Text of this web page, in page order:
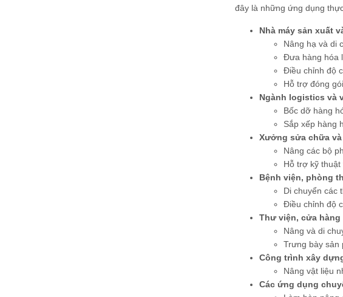
đây là những ứng dụng
Nhà máy sản xuất
Nâng hạ và di
Đưa hàng hóa
Điều chỉnh độ
Hỗ trợ đóng
Ngành logistics và
Bốc dỡ hàng
Sắp xếp hàng
Xưởng sửa chữa
Nâng các bộ
Hỗ trợ kỹ
Bệnh viện, phòng
Di chuyển các
Điều chỉnh độ
Thư viện, cửa hàng
Nâng và di
Trưng bày sản
Công trình xây
Nâng vật liệu
Các ứng dụng